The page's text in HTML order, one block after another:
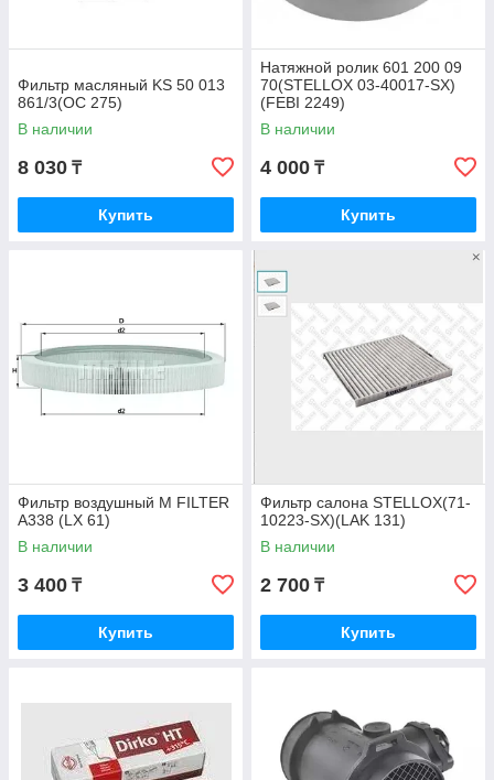
Фильтр масляный KS 50 013
861/3(OC 275)
В наличии
8 030 ₸
Купить
Натяжной ролик 601 200 09
70(STELLOX 03-40017-SX)
(FEBI 2249)
В наличии
4 000 ₸
Купить
Фильтр воздушный M FILTER
A338 (LX 61)
В наличии
3 400 ₸
Купить
Фильтр салона STELLOX(71-
10223-SX)(LAK 131)
В наличии
2 700 ₸
Купить